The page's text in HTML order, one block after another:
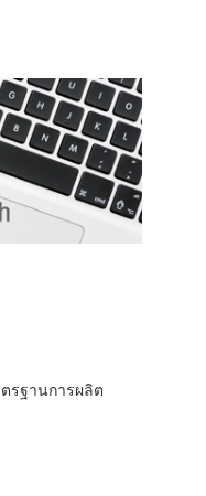
รฐานการผลิต